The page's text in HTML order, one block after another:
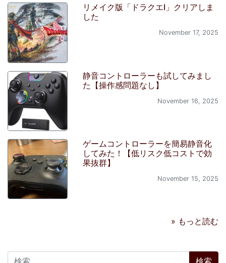
リメイク版「ドラクエI」クリアしま
した
November 17, 2025
静音コントローラーも試してみまし
た【操作感問題なし】
November 16, 2025
ゲームコントローラーを簡易静音化
してみた！【低リスク低コストで効
果抜群】
November 15, 2025
» もっと読む
検索: